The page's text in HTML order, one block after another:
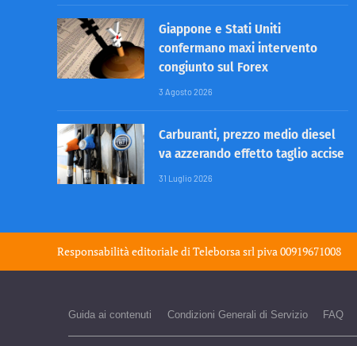
Giappone e Stati Uniti
confermano maxi intervento
congiunto sul Forex
3 Agosto 2026
Carburanti, prezzo medio diesel
va azzerando effetto taglio accise
31 Luglio 2026
Responsabilità editoriale di Teleborsa srl piva 00919671008
Guida ai contenuti Condizioni Generali di Servizio FAQ